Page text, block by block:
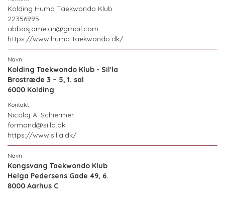
Kolding Huma Taekwondo Klub
22356995
abbasjameian@gmail.com
https://www.huma-taekwondo.dk/
Kolding Taekwondo Klub - Sil'la
Brostræde 3 – 5, 1. sal
6000 Kolding
Nicolaj A. Schiermer
formand@silla.dk
https://www.silla.dk/
Kongsvang Taekwondo Klub
Helga Pedersens Gade 49, 6.
8000 Aarhus C